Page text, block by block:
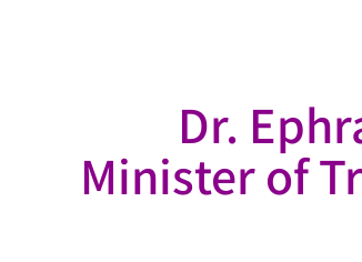
Dr.
Minister of